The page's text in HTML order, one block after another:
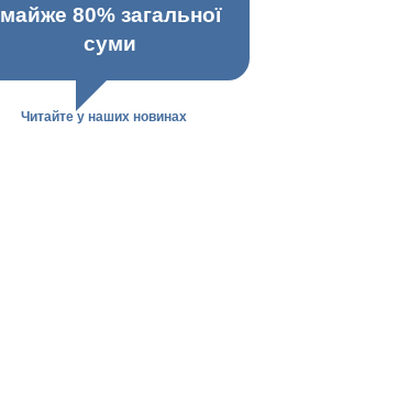
майже 80% загальної
суми
Читайте у наших новинах